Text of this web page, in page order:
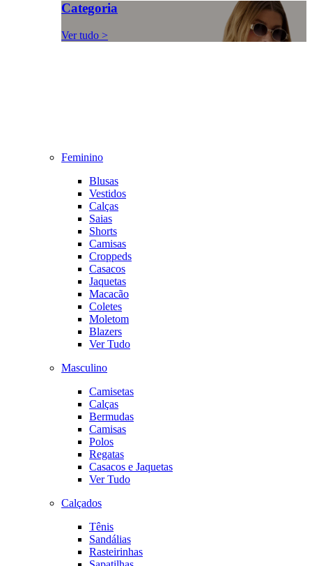
Categoria
Ver tudo >
Feminino
Blusas
Vestidos
Calças
Saias
Shorts
Camisas
Croppeds
Casacos
Jaquetas
Macacão
Coletes
Moletom
Blazers
Ver Tudo
Masculino
Camisetas
Calças
Bermudas
Camisas
Polos
Regatas
Casacos e Jaquetas
Ver Tudo
Calçados
Tênis
Sandálias
Rasteirinhas